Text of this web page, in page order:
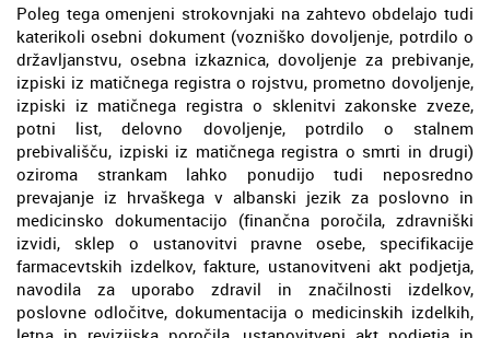
Poleg tega omenjeni strokovnjaki na zahtevo obdelajo tudi
katerikoli osebni dokument (vozniško dovoljenje, potrdilo o
državljanstvu, osebna izkaznica, dovoljenje za prebivanje,
izpiski iz matičnega registra o rojstvu, prometno dovoljenje,
izpiski iz matičnega registra o sklenitvi zakonske zveze,
potni list, delovno dovoljenje, potrdilo o stalnem
prebivališču, izpiski iz matičnega registra o smrti in drugi)
oziroma strankam lahko ponudijo tudi neposredno
prevajanje iz hrvaškega v albanski jezik za poslovno in
medicinsko dokumentacijo (finančna poročila, zdravniški
izvidi, sklep o ustanovitvi pravne osebe, specifikacije
farmacevtskih izdelkov, fakture, ustanovitveni akt podjetja,
navodila za uporabo zdravil in značilnosti izdelkov,
poslovne odločitve, dokumentacija o medicinskih izdelkih,